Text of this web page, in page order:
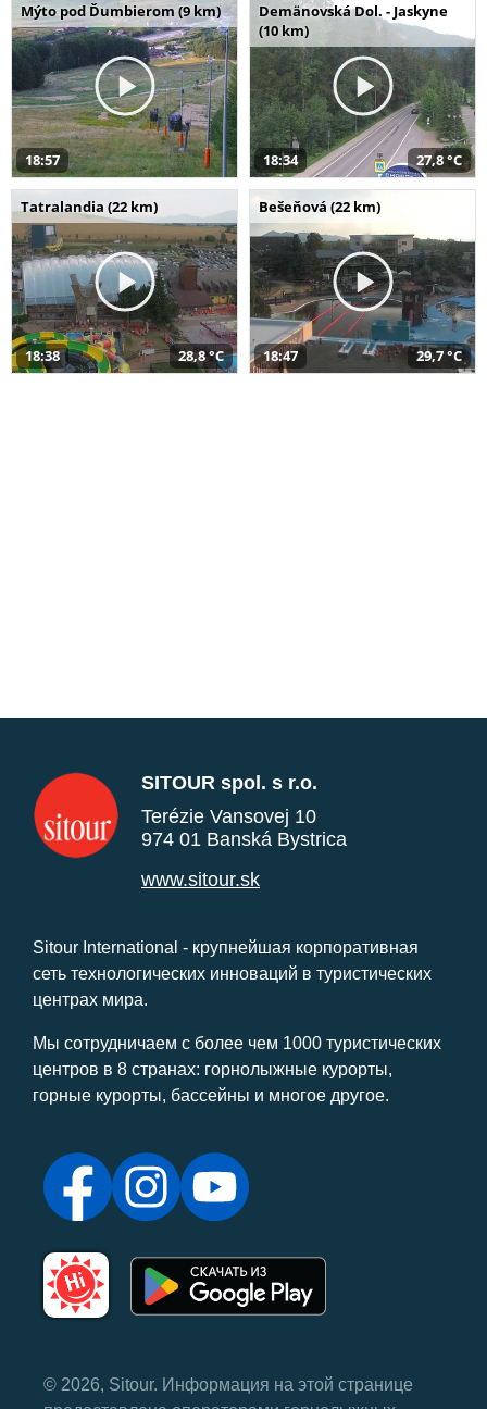
Mýto pod Ďumbierom (9 km)
18:57
Demänovská Dol. - Jaskyne
(10 km)
18:34 27,8 °C
Tatralandia (22 km)
18:38 28,8 °C
Bešeňová (22 km)
18:47 29,7 °C
SITOUR spol. s r.o.
Terézie Vansovej 10
974 01 Banská Bystrica
www.sitour.sk
Sitour International - крупнейшая корпоративная
сеть технологических инноваций в туристических
центрах мира.
Мы сотрудничаем с более чем 1000 туристических
центров в 8 странах: горнолыжные курорты,
горные курорты, бассейны и многое другое.
© 2026, Sitour. Информация на этой странице